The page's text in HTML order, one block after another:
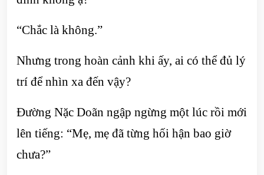
“Chắc là không.”
Nhưng trong hoàn cảnh khi ấy, ai có thể đủ lý
trí để nhìn xa đến vậy?
Đường Nặc Doãn ngập ngừng một lúc rồi mới
lên tiếng: “Mẹ, mẹ đã từng hối hận bao giờ
chưa?”